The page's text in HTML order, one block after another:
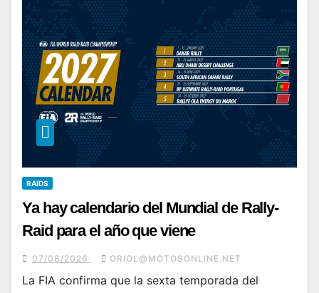
RAIDS
Ya hay calendario del Mundial de Rally-
Raid para el año que viene
07/08/2026 ORIOL@MOTOSONLINE.NET
La FIA confirma que la sexta temporada del